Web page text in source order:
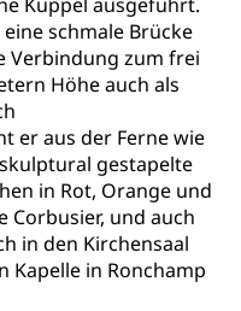
schmale Brücke
Verbindung zum frei
Höhe auch als
er aus der Ferne wie
gestapelte
in Rot, Orange und
Corbusier, und auch
in den Kirchensaal
Kapelle in Ronchamp